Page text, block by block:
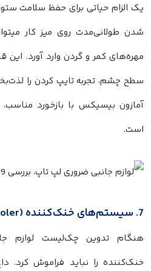
یک الزام حیاتی برای حفظ سلامت
شدن طولانی‌مدت روی میز کار
مهره‌های کمر و گردن وارد آورد. این
سطح چشم، تجربه تایپ کردن را
آمازون بیسیکس با بازخورد
است.
7. سیستم‌های خنک‌کننده (Cooler)
هنگام تدوین چک‌لیست لوازم
خنک‌کننده را نباید فراموش کرد.